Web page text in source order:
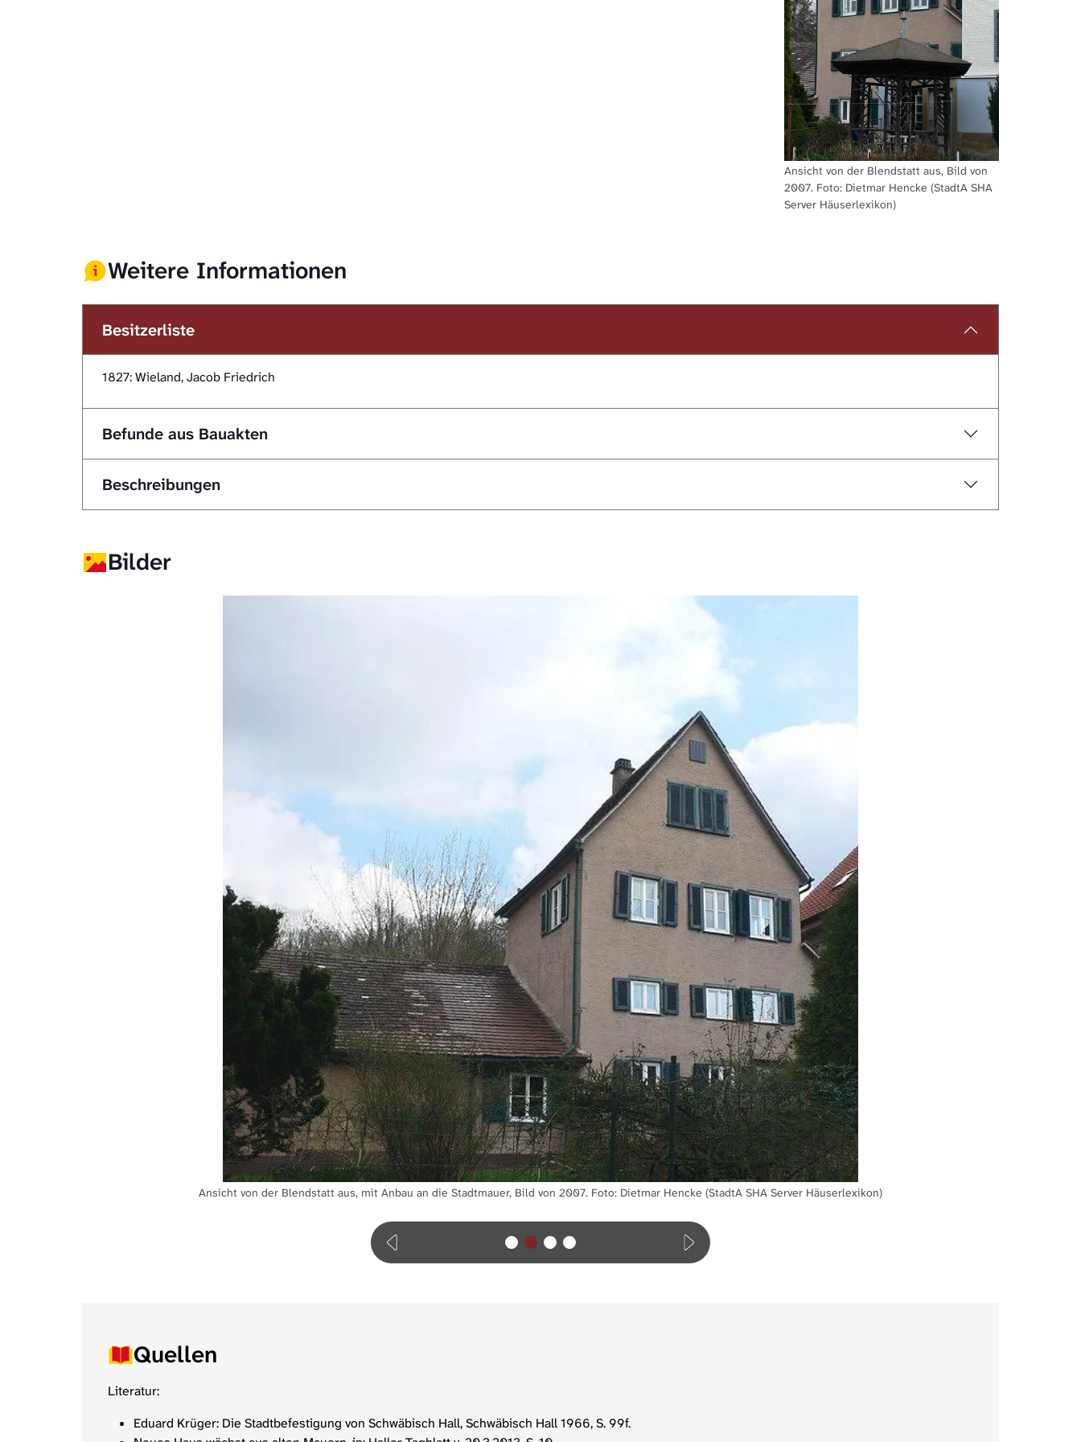
Ansicht von der Blendstatt aus, Bild von
2007. Foto: Dietmar Hencke (StadtA SHA
Server Häuserlexikon)
Weitere Informationen
Besitzerliste
1827: Wieland, Jacob Friedrich
Befunde aus Bauakten
Beschreibungen
Bilder
Ansicht von der Blendstatt aus, mit Anbau an die Stadtmauer, Bild von 2007. Foto: Dietmar Hencke (StadtA SHA Server Häuserlexikon)
Quellen
Literatur:
Eduard Krüger: Die Stadtbefestigung von Schwäbisch Hall, Schwäbisch Hall 1966, S. 99f.